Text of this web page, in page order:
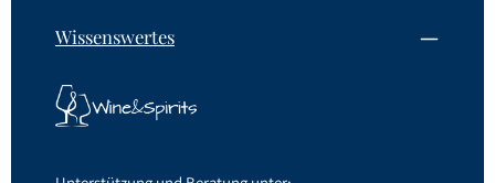
Wissenswertes